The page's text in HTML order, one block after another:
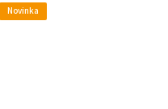
Novinka